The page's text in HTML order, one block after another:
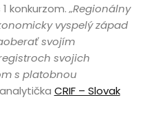
konkurzom.„Regionálny
vyspelý západ
svojím
svojich
s platobnou
CRIF – Slovak